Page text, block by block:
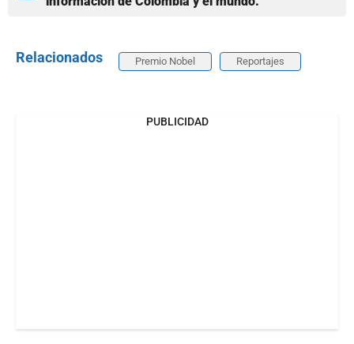
Relacionados Premio Nobel Reportajes
PUBLICIDAD